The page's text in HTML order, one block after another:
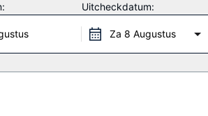
Mexicaanse gerechten, wordt lunch en
Sluit je dag af met een drankje in een
tot 12.00 uur.
Uitcheckdatum:
Za 8 Augustus